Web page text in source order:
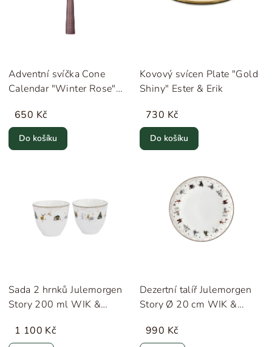
Adventní svíčka Cone
Calendar "Winter Rose"
650 Kč
Do košíku
Kovový svícen Plate "Gold
Shiny" Ester & Erik
730 Kč
Do košíku
Sada 2 hrnků Julemorgen
Story 200 ml WIK &
1 100 Kč
Dezertní talíř Julemorgen
Story Ø 20 cm WIK &
990 Kč